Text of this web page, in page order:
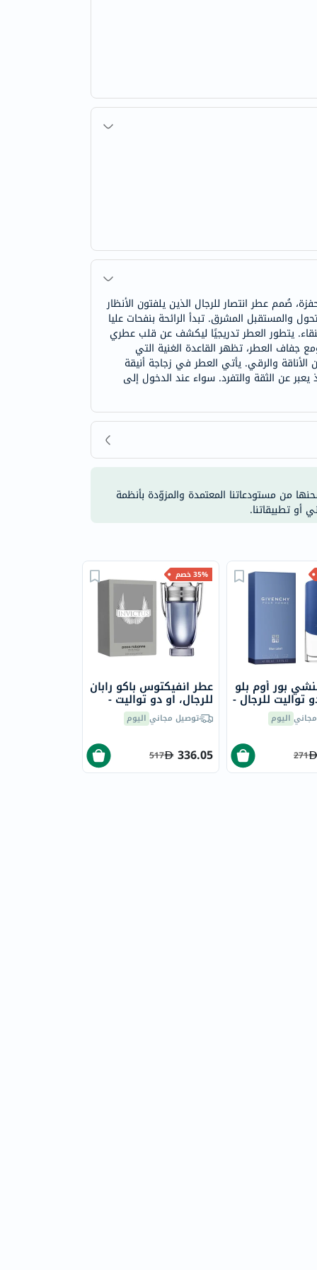
صُمم عطر انتصار للرجال الذين يلفتون الأنظار
والمستقبل المشرق. تبدأ الرائحة بنفحات عليا
يتطور العطر تدريجيًا ليكشف عن قلب عطري
جفاف العطر، تظهر القاعدة الغنية التي
والرقي. يأتي العطر في زجاجة أنيقة
يعبر عن الثقة والتفرد. سواء عند الدخول إلى
من مستودعاتنا المعتمدة والمزوّدة بأنظمة
أو تطبيقاتنا.
35% خصم
عطر انفيكتوس باكو رابان
للرجال، او دو تواليت -
200 ملتوصيل مجاني اليوم
336.05
517
بور أوم بلو
تواليت للرجال -
اليوم
271